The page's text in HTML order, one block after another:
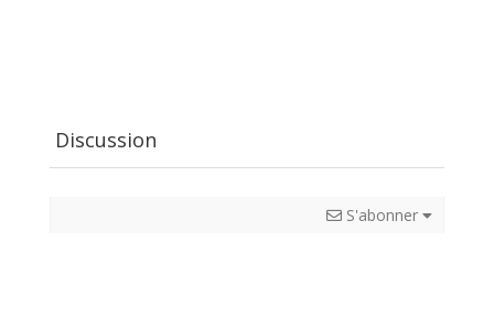
Discussion
S'abonner